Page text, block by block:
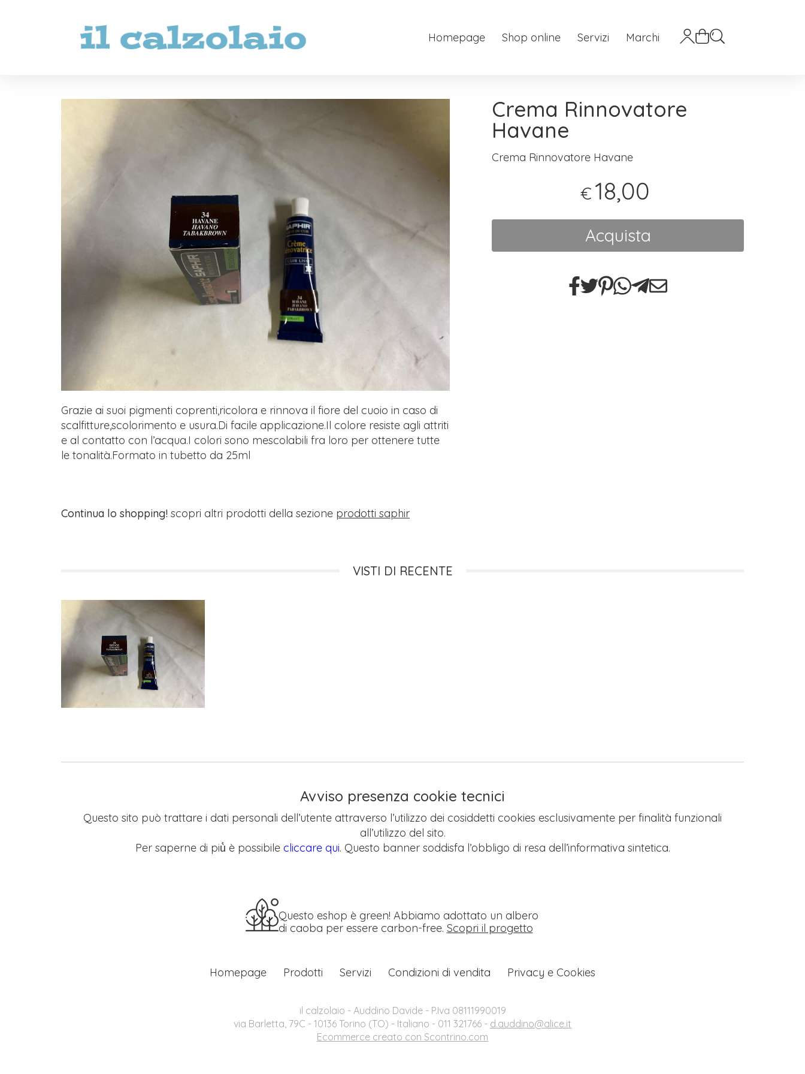
Homepage Shop online Servizi Marchi
Grazie ai suoi pigmenti coprenti,ricolora e rinnova il fiore del cuoio in caso di
scalfitture,scolorimento e usura.Di facile applicazione.Il colore resiste agli attriti
e al contatto con l’acqua.I colori sono mescolabili fra loro per ottenere tutte
le tonalità.Formato in tubetto da 25ml
Crema Rinnovatore
Havane
Crema Rinnovatore Havane
€ 18,00
Acquista
Continua lo shopping! scopri altri prodotti della sezione prodotti saphir
VISTI DI RECENTE
Avviso presenza cookie tecnici
Questo sito può trattare i dati personali dell’utente attraverso l’utilizzo dei cosiddetti cookies esclusivamente per finalità funzionali
all’utilizzo del sito.
Per saperne di più̀ è possibile cliccare qui. Questo banner soddisfa l’obbligo di resa dell’informativa sintetica.
Questo eshop è green! Abbiamo adottato un albero
di caoba per essere carbon-free. Scopri il progetto
Homepage Prodotti Servizi Condizioni di vendita Privacy e Cookies
il calzolaio - Auddino Davide - P.Iva 08111990019
via Barletta, 79C - 10136 Torino (TO) - Italiano - 011 321766 - d.auddino@alice.it
Ecommerce creato con Scontrino.com